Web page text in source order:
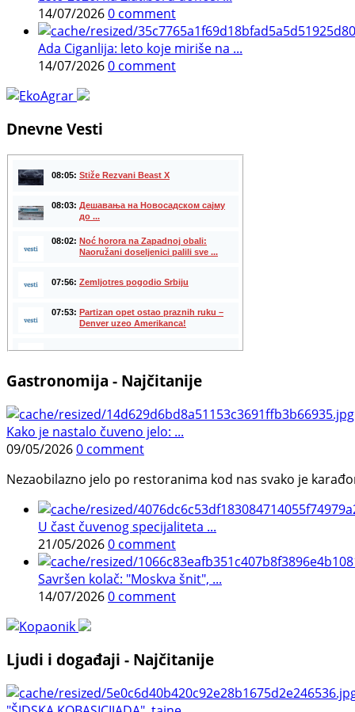
14/07/20260 comment
Ada Ciganlija: leto koje miriše na ...
14/07/20260 comment
Dnevne Vesti
Gastronomija - Najčitanije
Kako je nastalo čuveno jelo: ...
09/05/20260 comment
Nezaobilazno jelo po restoranima kod nas svako je
U čast čuvenog specijaliteta ...
21/05/20260 comment
Savršen kolač: "Moskva šnit", ...
14/07/20260 comment
Ljudi i događaji - Najčitanije